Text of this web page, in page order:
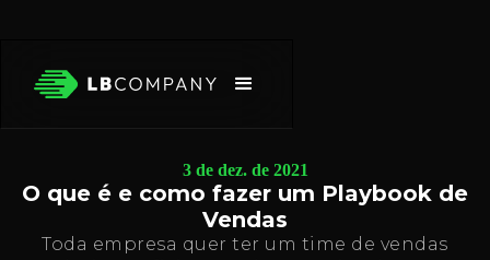
3 de dez. de 2021
O que é e como fazer um Playbook de
Vendas
Toda empresa quer ter um time de vendas